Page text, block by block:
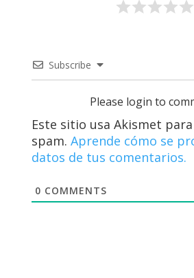
Subscribe
Please login to
Este sitio usa Akismet
spam. Aprende cómo se
datos de tus comentarios.
0 COMMENTS